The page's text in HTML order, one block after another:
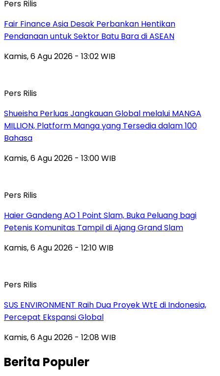
Pers Rilis
Fair Finance Asia Desak Perbankan Hentikan
Pendanaan untuk Sektor Batu Bara di ASEAN
Kamis, 6 Agu 2026 - 13:02 WIB
Pers Rilis
Shueisha Perluas Jangkauan Global melalui MANGA
MILLION, Platform Manga yang Tersedia dalam 100
Bahasa
Kamis, 6 Agu 2026 - 13:00 WIB
Pers Rilis
Haier Gandeng AO 1 Point Slam, Buka Peluang bagi
Petenis Komunitas Tampil di Ajang Grand Slam
Kamis, 6 Agu 2026 - 12:10 WIB
Pers Rilis
SUS ENVIRONMENT Raih Dua Proyek WtE di Indonesia,
Percepat Ekspansi Global
Kamis, 6 Agu 2026 - 12:08 WIB
Berita Populer